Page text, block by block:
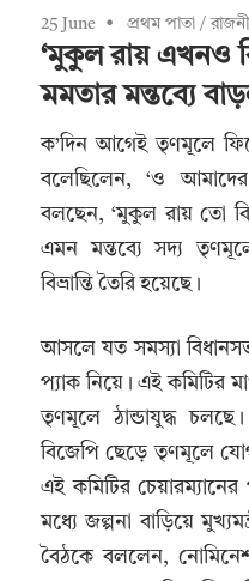
25 June প্রথম পাতা /
‘মুকুল রায় এখনও
মমতার মন্তব্যে
ক’দিন আগেই তৃণমূলে
বলেছিলেন, ‘ও
বলছেন, ‘মুকুল রায় তো
এমন মন্তব্যে সদ্য
বিভ্রান্তি তৈরি হয়েছে।
আসলে যত সমস্যা
প্যাক নিয়ে। এই কমিটির
তৃণমূলে ঠান্ডাযুদ্ধ
বিজেপি ছেড়ে তৃণমূলে
এই কমিটির
মধ্যে জল্পনা বাড়িয়ে
বৈঠকে বললেন,